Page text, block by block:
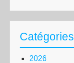
Catégories
2026